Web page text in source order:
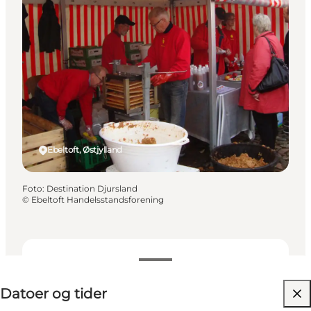
Datoer og tider
Besøg hjemmeside
Ebeltoft, Østjylland
Foto: Destination Djursland
© Ebeltoft Handelsstandsforening